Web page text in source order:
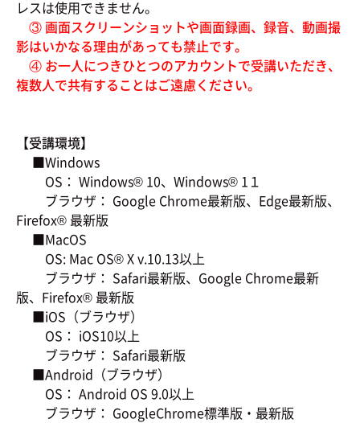
レスは使用できません。
③ 画面スクリーンショットや画面録画、録音、動画撮
影はいかなる理由があっても禁止です。
④ お一人につきひとつのアカウントで受講いただき、
複数人で共有することはご遠慮ください。
【受講環境】
■Windows
OS： Windows® 10、Windows® 1１
ブラウザ： Google Chrome最新版、Edge最新版、
Firefox® 最新版
■MacOS
OS: Mac OS® X v.10.13以上
ブラウザ： Safari最新版、Google Chrome最新
版、Firefox® 最新版
■iOS（ブラウザ）
OS： iOS10以上
ブラウザ： Safari最新版
■Android（ブラウザ）
OS： Android OS 9.0以上
ブラウザ： GoogleChrome標準版・最新版